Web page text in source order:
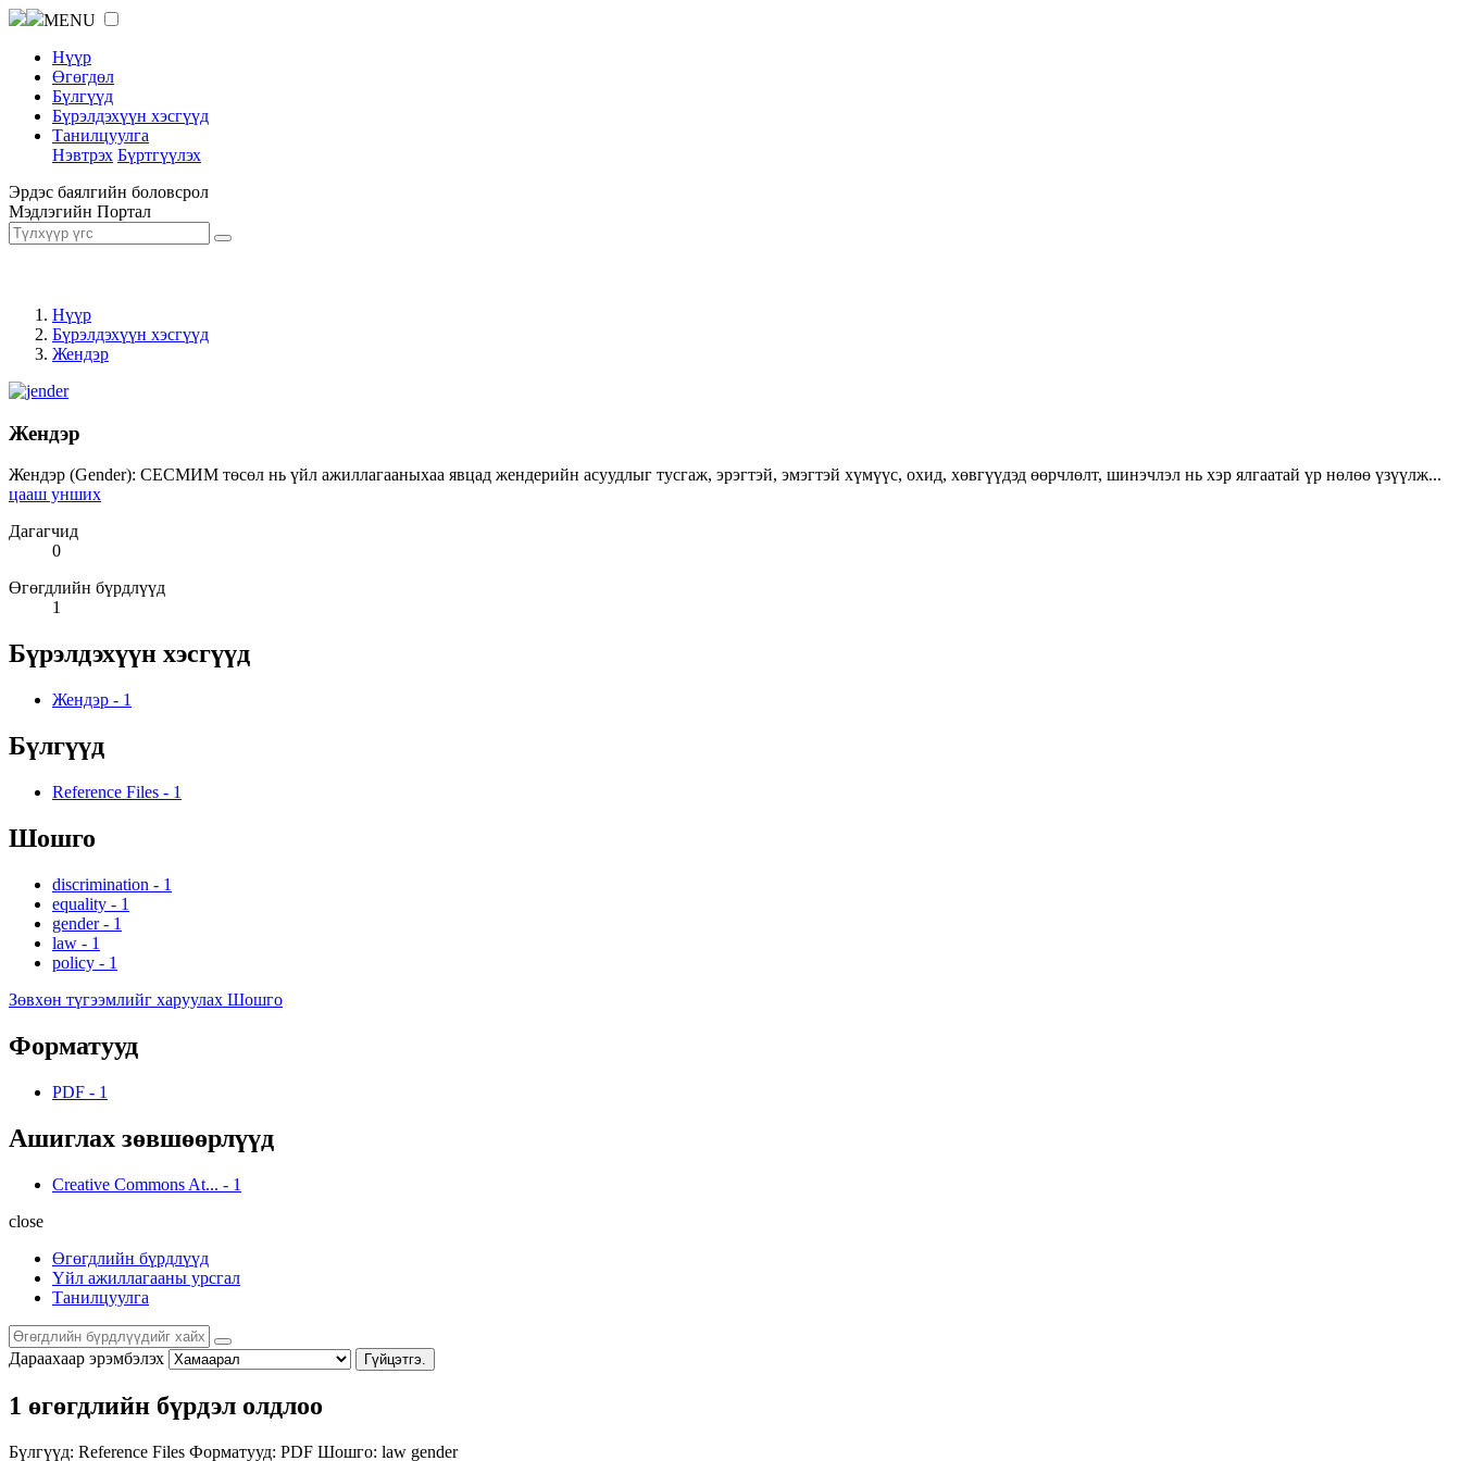
MENU
Нүүр
Өгөгдөл
Бүлгүүд
Бүрэлдэхүүн хэсгүүд
Танилцуулга
Нэвтрэх Бүртгүүлэх
Эрдэс баялгийн боловсрол
Мэдлэгийн Портал
Нүүр
Бүрэлдэхүүн хэсгүүд
Жендэр
Жендэр
Жендэр (Gender): СЕСМИМ төсөл нь үйл ажиллагааныхаа явцад жендерийн асуудлыг тусгаж, эрэгтэй, эмэгтэй хүмүүс, охид, хөвгүүдэд өөрчлөлт, шинэчлэл нь хэр ялгаатай үр нөлөө үзүүлж...
цааш унших
Дагагчид
0
Өгөгдлийн бүрдлүүд
1
Бүрэлдэхүүн хэсгүүд
Жендэр - 1
Бүлгүүд
Reference Files - 1
Шошго
discrimination - 1
equality - 1
gender - 1
law - 1
policy - 1
Зөвхөн түгээмлийг харуулах Шошго
Форматууд
PDF - 1
Ашиглах зөвшөөрлүүд
Creative Commons At... - 1
close
Өгөгдлийн бүрдлүүд
Үйл ажиллагааны урсгал
Танилцуулга
Дараахаар эрэмбэлэх Гүйцэтгэ.
1 өгөгдлийн бүрдэл олдлоо
Бүлгүүд: Reference Files Форматууд: PDF Шошго: law gender